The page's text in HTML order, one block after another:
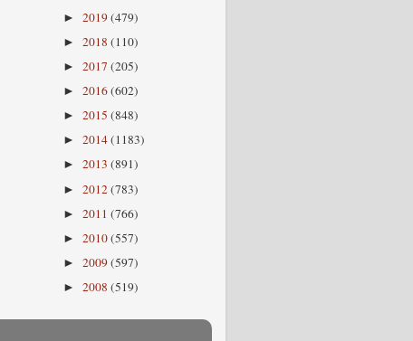
► 2019(479)
► 2018 (110)
► 2017 (205)
► 2016(602)
► 2015 (848)
► 2014(1183)
► 2013 (891)
► 2012(783)
► 2011 (766)
► 2010(557)
► 2009(597)
► 2008 (519)